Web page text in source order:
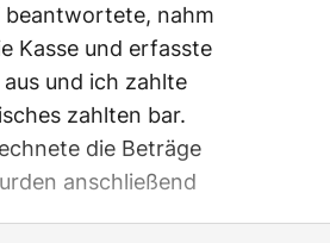
beantwortete, nahm
Kasse und erfasste
und ich zahlte
zahlten bar.
die Beträge
anschließend